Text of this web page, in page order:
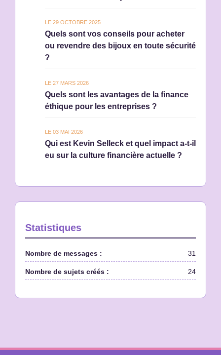
LE 29 OCTOBRE 2025
Quels sont vos conseils pour acheter
ou revendre des bijoux en toute sécurité
?
LE 27 MARS 2026
Quels sont les avantages de la finance
éthique pour les entreprises ?
LE 03 MAI 2026
Qui est Kevin Selleck et quel impact a-t-il
eu sur la culture financière actuelle ?
Statistiques
Nombre de messages : 31
Nombre de sujets créés : 24